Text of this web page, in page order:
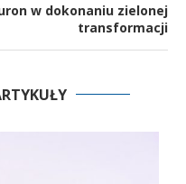
w dokonaniu zielonej
transformacji